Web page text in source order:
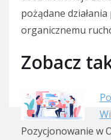
pożądane
organicznemu
Zobacz
Pozycjonowanie w